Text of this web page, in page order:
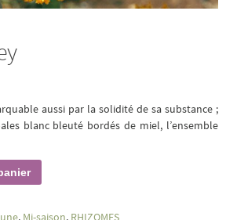
aussi par la solidité de sa substance ;
blanc bleuté bordés de miel, l’ensemble
, Mi-saison, RHIZOMES